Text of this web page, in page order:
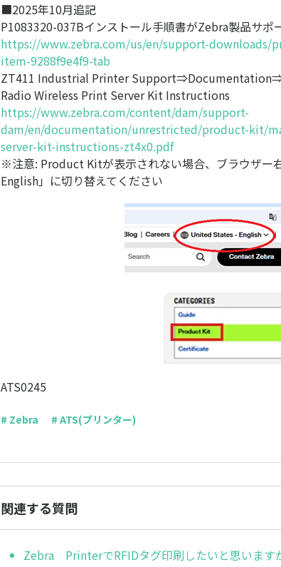
■2025年10月追記
P1083320-037Bインストール手順書がZebra製品サポ
https://www.zebra.com/us/en/support-
item-9288f9e4f9-tab
ZT411 Industrial Printer
Radio Wireless Print Server Kit Instructions
https://www.zebra.com/content/dam/support-
dam/en/documentation/unrestricted/product-kit/
server-kit-instructions-zt4x0.pdf
※注意: Product Kitが表示されない場合、ブラウザー
English」に切り替えてください
ATS0245
# Zebra # ATS(プリンター)
関連する質問
Zebra PrinterでRFIDタグ印刷したいと思います